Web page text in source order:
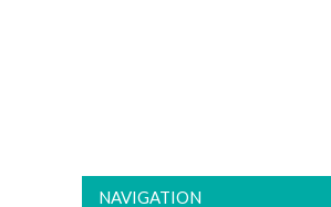
NAVIGATION